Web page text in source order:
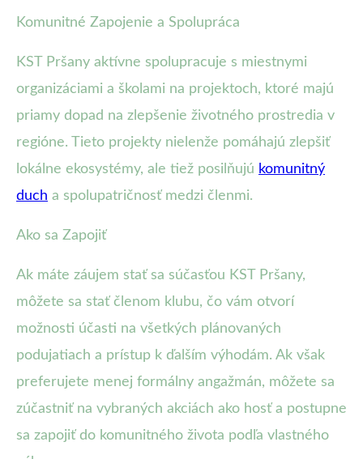
Komunitné Zapojenie a Spolupráca
KST Pršany aktívne spolupracuje s miestnymi
organizáciami a školami na projektoch, ktoré majú
priamy dopad na zlepšenie životného prostredia v
regióne. Tieto projekty nielenže pomáhajú zlepšiť
lokálne ekosystémy, ale tiež posilňujú komunitný
duch a spolupatričnosť medzi členmi.
Ako sa Zapojiť
Ak máte záujem stať sa súčasťou KST Pršany,
môžete sa stať členom klubu, čo vám otvorí
možnosti účasti na všetkých plánovaných
podujatiach a prístup k ďalším výhodám. Ak však
preferujete menej formálny angažmán, môžete sa
zúčastniť na vybraných akciách ako hosť a postupne
sa zapojiť do komunitného života podľa vlastného